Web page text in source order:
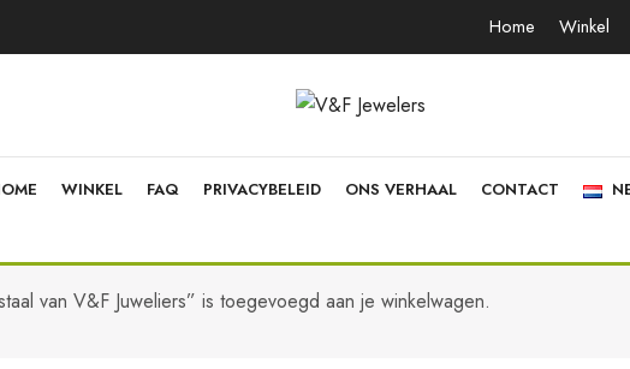
Home Winkel
WINKEL FAQ PRIVACYBELEID ONS VERHAAL CONTACT
van V&F Juweliers” is toegevoegd aan je winkelwagen.